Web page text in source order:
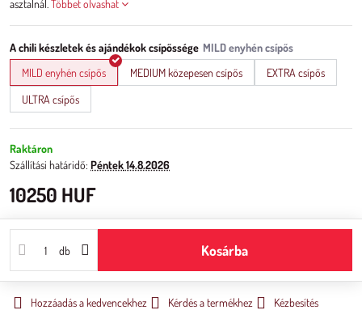
asztalnál. Többet olvashat
A chili készletek és ajándékok csípőssége
MILD enyhén csípős
MEDIUM közepesen csípős
EXTRA csípős
ULTRA csípős
Raktáron
Szállítási határidő: Péntek14.8.2026
10250 HUF
db Kosárba
Hozzáadás a kedvencekhez Kérdés a termékhez Kézbesítés